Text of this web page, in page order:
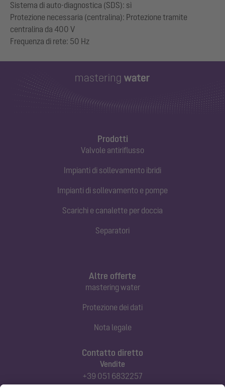
Sistema di auto-diagnostica (SDS): sì
Protezione necessaria (centralina): Protezione tramite
centralina da 400 V
Prodotti
Valvole antiriflusso
Impianti di sollevamento ibridi
Impianti di sollevamento e pompe
Scarichi e canalette per doccia
Separatori
Contatto diretto
Vendite
+39 051 6832257
Altre offerte
mastering water
Protezione dei dati
Nota legale